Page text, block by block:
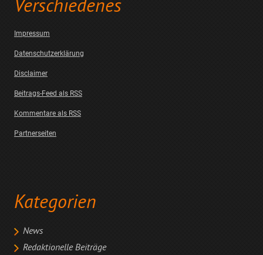
Verschiedenes
Impressum
Datenschutzerklärung
Disclaimer
Beitrags-Feed als RSS
Kommentare als RSS
Partnerseiten
Kategorien
News
Redaktionelle Beiträge